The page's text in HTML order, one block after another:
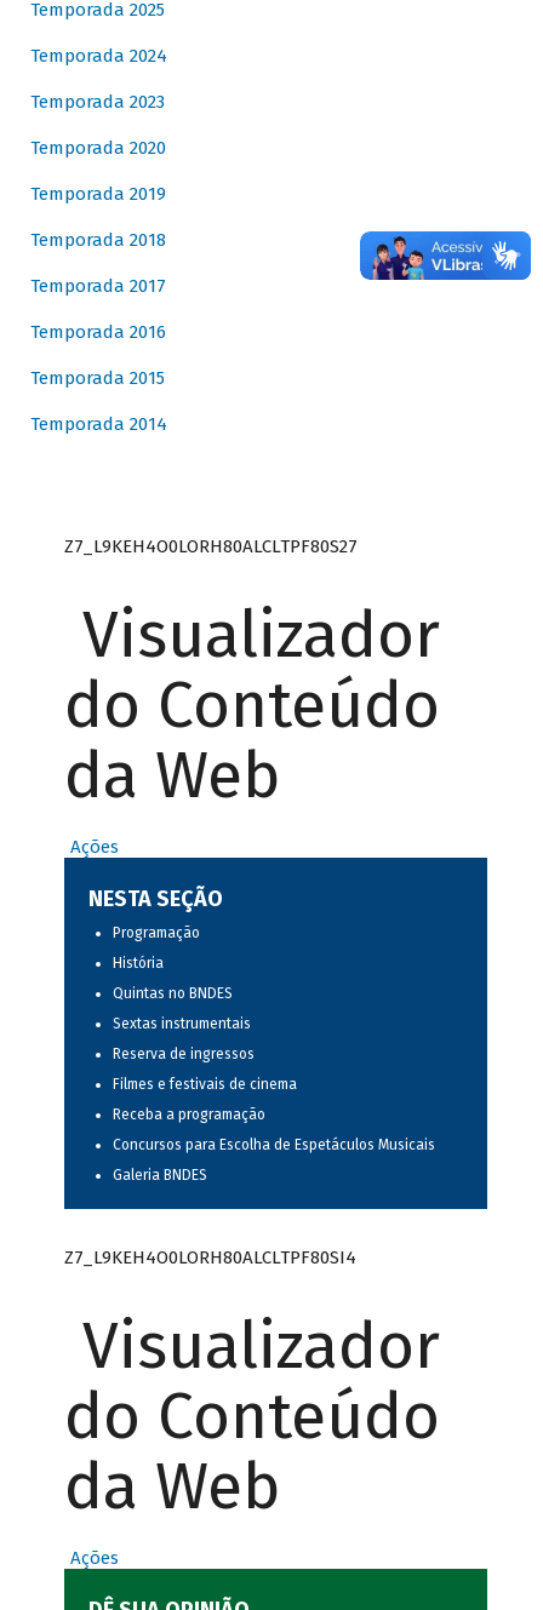
Temporada 2025
Temporada 2024
Temporada 2023
Temporada 2020
Temporada 2019
Temporada 2018
Temporada 2017
Temporada 2016
Temporada 2015
Temporada 2014
Z7_L9KEH4O0LORH80ALCLTPF80S27
Visualizador
do Conteúdo
da Web
Ações
NESTA SEÇÃO
Programação
História
Quintas no BNDES
Sextas instrumentais
Reserva de ingressos
Filmes e festivais de cinema
Receba a programação
Concursos para Escolha de Espetáculos Musicais
Galeria BNDES
Z7_L9KEH4O0LORH80ALCLTPF80SI4
Visualizador
do Conteúdo
da Web
Ações